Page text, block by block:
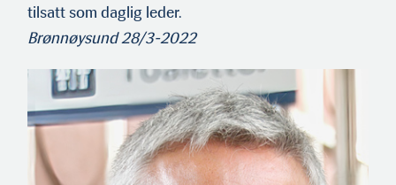
tilsatt som daglig leder.
Brønnøysund 28/3-2022